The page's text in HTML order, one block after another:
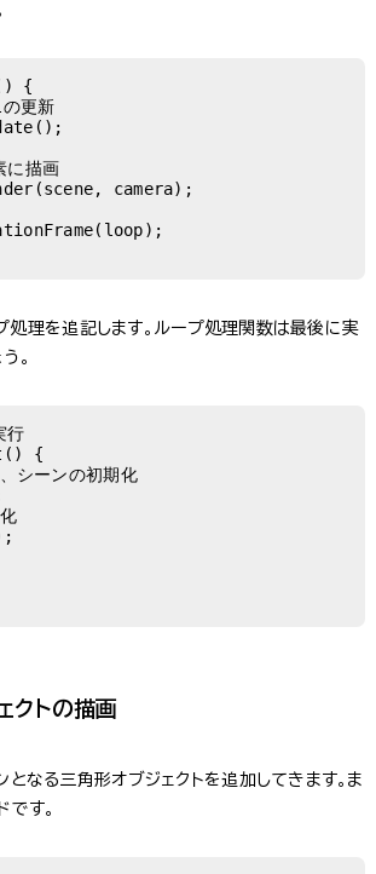
{
理を追記します。ループ処理関数は最後に実
。
{
クトの描画
となる三角形オブジェクトを追加してきます。ま
です。